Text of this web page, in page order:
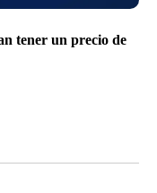
tener un precio de